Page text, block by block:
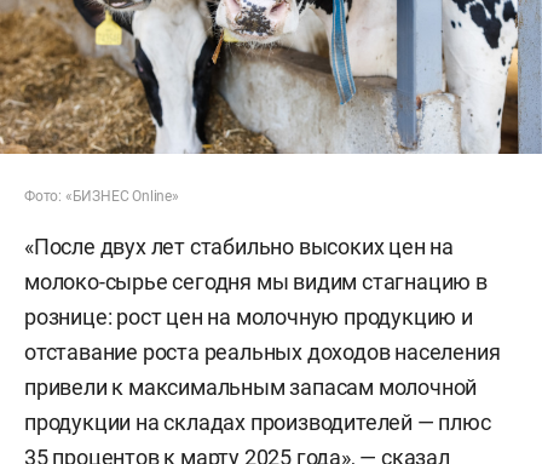
Фото: «БИЗНЕС Online»
«После двух лет стабильно высоких цен на
молоко-сырье сегодня мы видим стагнацию в
рознице: рост цен на молочную продукцию и
отставание роста реальных доходов населения
привели к максимальным запасам молочной
продукции на складах производителей — плюс
35 процентов к марту 2025 года», — сказал